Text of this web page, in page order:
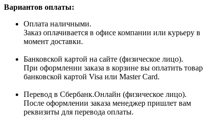
Вариантов оплаты:
Оплата наличными.
Заказ оплачивается в офисе компании или курьеру в
момент доставки.
Банковской картой на сайте (физическое лицо).
При оформлении заказа в корзине вы оплатить товар
банковской картой Visa или Master Card.
Перевод в Сбербанк.Онлайн (физическое лицо).
После оформлении заказа менеджер пришлет вам
реквизиты для перевода оплаты.